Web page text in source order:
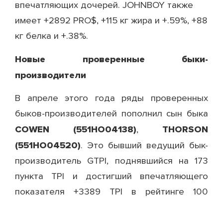
впечатляющих дочерей. JOHNBOY также
имеет +2892 PRO$, +115 кг жира и +.59%, +88
кг белка и +.38%.
Новые проверенные быки-
производители
В апреле этого года ряды проверенных
быков-производителей пополнил сын быка
COWEN (551HO04138), THORSON
(551HO04520). Это бывший ведущий бык-
производитель GTPI, поднявшийся на 173
пункта TPI и достигший впечатляющего
показателя +3389 TPI ​​в рейтинге 100